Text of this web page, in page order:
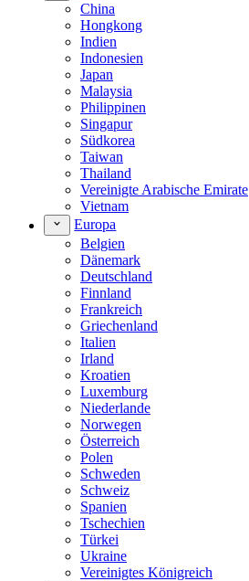
China
Hongkong
Indien
Indonesien
Japan
Malaysia
Philippinen
Singapur
Südkorea
Taiwan
Thailand
Vereinigte Arabische Emirate
Vietnam
Europa
Belgien
Dänemark
Deutschland
Finnland
Frankreich
Griechenland
Italien
Irland
Kroatien
Luxemburg
Niederlande
Norwegen
Österreich
Polen
Schweden
Schweiz
Spanien
Tschechien
Türkei
Ukraine
Vereinigtes Königreich